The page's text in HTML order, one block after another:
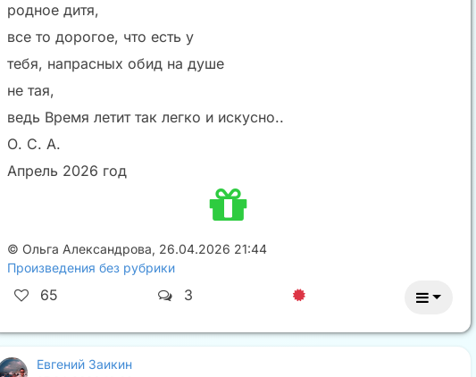
родное дитя,
все то дорогое, что есть у
тебя, напрасных обид на душе
не тая,
ведь Время летит так легко и искусно..
О. С. А.
Апрель 2026 год
© Ольга Александрова, 26.04.2026 21:44
Произведения без рубрики
65 3
Евгений Заикин